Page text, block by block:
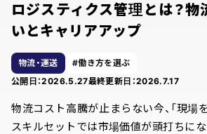
ロジスティクス管理とは？物
いとキャリアアップ
物流・運送
働き方を選ぶ
公開日：2026.5.27最終更新日：2026.7.17
物流コスト高騰が止まらない今、「現場
スキルセットでは市場価値が頭打ちにな